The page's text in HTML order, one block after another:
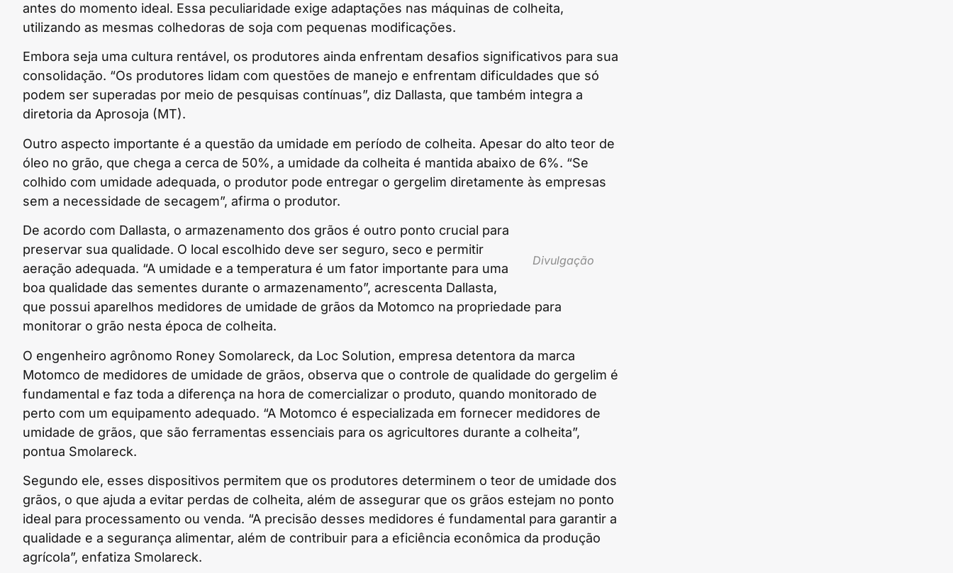
antes do momento ideal. Essa peculiaridade exige adaptações nas máquinas de colheita,
utilizando as mesmas colhedoras de soja com pequenas modificações.
Embora seja uma cultura rentável, os produtores ainda enfrentam desafios significativos para sua
consolidação. “Os produtores lidam com questões de manejo e enfrentam dificuldades que só
podem ser superadas por meio de pesquisas contínuas”, diz Dallasta, que também integra a
diretoria da Aprosoja (MT).
Outro aspecto importante é a questão da umidade em período de colheita. Apesar do alto teor de
óleo no grão, que chega a cerca de 50%, a umidade da colheita é mantida abaixo de 6%. “Se
colhido com umidade adequada, o produtor pode entregar o gergelim diretamente às empresas
sem a necessidade de secagem”, afirma o produtor.
Divulgação
De acordo com Dallasta, o armazenamento dos grãos é outro ponto crucial para
preservar sua qualidade. O local escolhido deve ser seguro, seco e permitir
aeração adequada. “A umidade e a temperatura é um fator importante para uma
boa qualidade das sementes durante o armazenamento”, acrescenta Dallasta,
que possui aparelhos medidores de umidade de grãos da Motomco na propriedade para
monitorar o grão nesta época de colheita.
O engenheiro agrônomo Roney Somolareck, da Loc Solution, empresa detentora da marca
Motomco de medidores de umidade de grãos, observa que o controle de qualidade do gergelim é
fundamental e faz toda a diferença na hora de comercializar o produto, quando monitorado de
perto com um equipamento adequado. “A Motomco é especializada em fornecer medidores de
umidade de grãos, que são ferramentas essenciais para os agricultores durante a colheita”,
pontua Smolareck.
Segundo ele, esses dispositivos permitem que os produtores determinem o teor de umidade dos
grãos, o que ajuda a evitar perdas de colheita, além de assegurar que os grãos estejam no ponto
ideal para processamento ou venda. “A precisão desses medidores é fundamental para garantir a
qualidade e a segurança alimentar, além de contribuir para a eficiência econômica da produção
agrícola”, enfatiza Smolareck.